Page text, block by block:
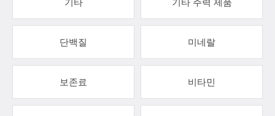
단백질 미네랄
보존료 비타민